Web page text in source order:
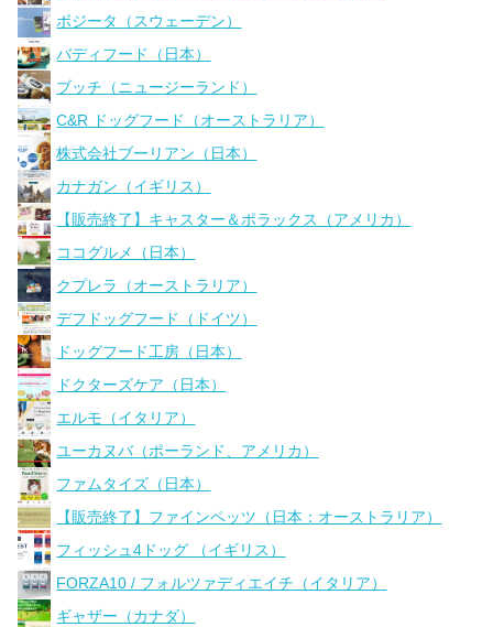
ボジータ（スウェーデン）
バディフード（日本）
ブッチ（ニュージーランド）
C&R ドッグフード（オーストラリア）
株式会社ブーリアン（日本）
カナガン（イギリス）
【販売終了】キャスター＆ポラックス（アメリカ）
ココグルメ（日本）
クプレラ（オーストラリア）
デフドッグフード（ドイツ）
ドッグフード工房（日本）
ドクターズケア（日本）
エルモ（イタリア）
ユーカヌバ（ポーランド、アメリカ）
ファムタイズ（日本）
【販売終了】ファインペッツ（日本：オーストラリア）
フィッシュ4ドッグ （イギリス）
FORZA10 / フォルツァディエイチ（イタリア）
ギャザー（カナダ）